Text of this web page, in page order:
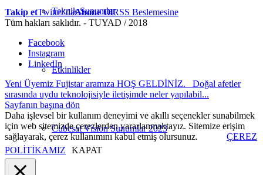
Teknik Sunumlar
Etkinlikler
Cubesat Vision Sunumlar 2023
Takip etTwitter'daAbone OlRSS Beslemesine
Tüm hakları saklıdır. - TUYAD / 2018
Facebook
Instagram
LinkedIn
Yeni Üyemiz Fujistar aramıza HOŞ GELDİNİZ.
Doğal afetler
sırasında uydu teknolojisiyle iletişimde neler yapılabil...
Sayfanın başına dön
Daha işlevsel bir kullanım deneyimi ve akıllı seçenekler sunabilmek
için web sitemizde çerezlerden yararlanmaktayız. Sitemize erişim
sağlayarak, çerez kullanımını kabul etmiş olursunuz.
ÇEREZ
POLİTİKAMIZ
KAPAT